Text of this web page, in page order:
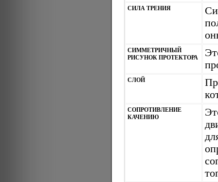
СИЛА ТРЕНИЯ
СИММЕТРИЧНЫЙ
РИСУНОК ПРОТЕКТОРА
СЛОЙ
СОПРОТИВЛЕНИЕ
КАЧЕНИЮ